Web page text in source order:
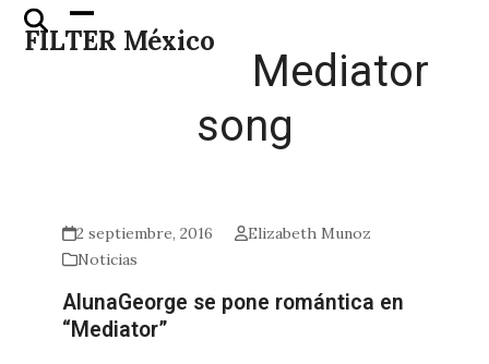
Skip
FILTER México
Open
mobile
Close
mobile
Mediator
song
2 septiembre, 2016
Elizabeth Munoz
Noticias
AlunaGeorge se pone romántica en
“Mediator”